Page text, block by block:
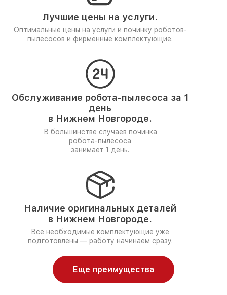
Лучшие цены на услуги.
Оптимальные цены на услуги и починку роботов-
пылесосов и фирменные комплектующие.
Обслуживание робота-пылесоса за 1
день
в Нижнем Новгороде.
В большинстве случаев починка
робота-пылесоса
занимает 1 день.
Наличие оригинальных деталей
в Нижнем Новгороде.
Все необходимые комплектующие уже
подготовлены — работу начинаем сразу.
Еще преимущества